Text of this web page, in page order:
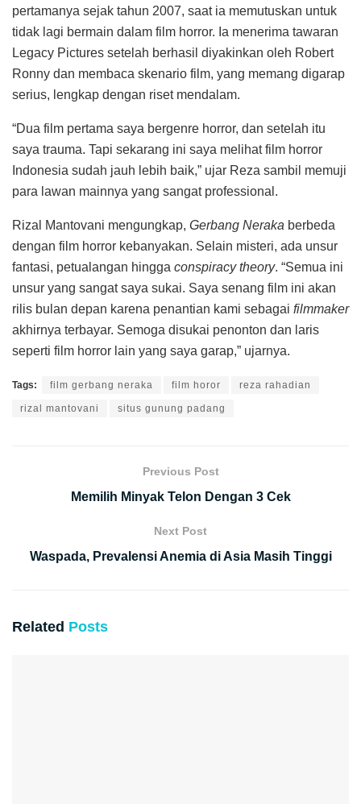
pertamanya sejak tahun 2007, saat ia memutuskan untuk
tidak lagi bermain dalam film horror. Ia menerima tawaran
Legacy Pictures setelah berhasil diyakinkan oleh Robert
Ronny dan membaca skenario film, yang memang digarap
serius, lengkap dengan riset mendalam.
“Dua film pertama saya bergenre horror, dan setelah itu
saya trauma. Tapi sekarang ini saya melihat film horror
Indonesia sudah jauh lebih baik,” ujar Reza sambil memuji
para lawan mainnya yang sangat professional.
Rizal Mantovani mengungkap, Gerbang Neraka berbeda
dengan film horror kebanyakan. Selain misteri, ada unsur
fantasi, petualangan hingga conspiracy theory. “Semua ini
unsur yang sangat saya sukai. Saya senang film ini akan
rilis bulan depan karena penantian kami sebagai filmmaker
akhirnya terbayar. Semoga disukai penonton dan laris
seperti film horror lain yang saya garap,” ujarnya.
Tags: film gerbang neraka film horor reza rahadian
rizal mantovani situs gunung padang
Previous Post
Memilih Minyak Telon Dengan 3 Cek
Next Post
Waspada, Prevalensi Anemia di Asia Masih Tinggi
Related Posts